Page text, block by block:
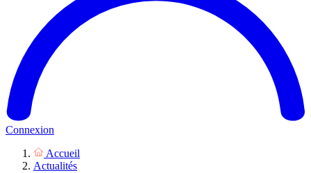
Connexion
Accueil
Actualités